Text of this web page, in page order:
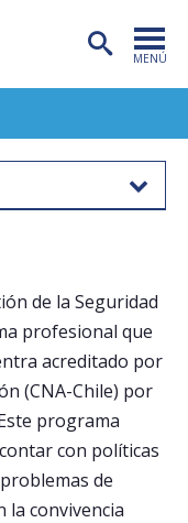
MENÚ
de la Seguridad
profesional que
acreditado por
(CNA-Chile) por
programa
con políticas
de
la convivencia